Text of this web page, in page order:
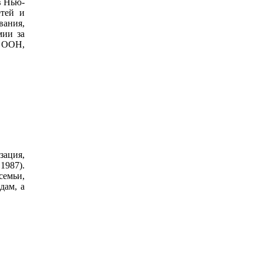
и
за
ООН,
а